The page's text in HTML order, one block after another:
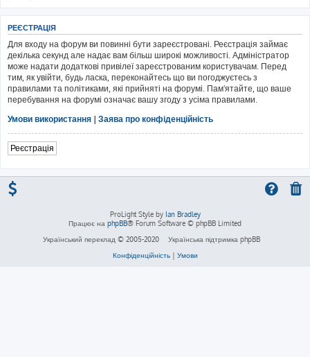
РЕЄСТРАЦІЯ
Для входу на форум ви повинні бути зареєстровані. Реєстрація займає
декілька секунд але надає вам більш широкі можливості. Адміністратор
може надати додаткові привілеї зареєстрованим користувачам. Перед
тим, як увійти, будь ласка, переконайтесь що ви погоджуєтесь з
правилами та політиками, які прийняті на форумі. Пам'ятайте, що ваше
перебування на форумі означає вашу згоду з усіма правилами.
Умови використання | Заява про конфіденційність
Реєстрація
ProLight Style by Ian Bradley
Працює на phpBB® Forum Software © phpBB Limited
Український переклад © 2005-2020
Українська підтримка phpBB
Конфіденційність| Умови